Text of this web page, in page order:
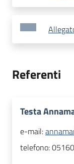
Referenti
Testa
e-mail:
telefono: